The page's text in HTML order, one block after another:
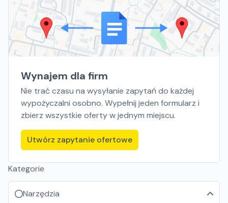
Wynajem dla firm
Nie trać czasu na wysyłanie zapytań do każdej
wypożyczalni osobno. Wypełnij jeden formularz i
zbierz wszystkie oferty w jednym miejscu.
Utwórz zapytanie ofertowe
Kategorie
Narzędzia